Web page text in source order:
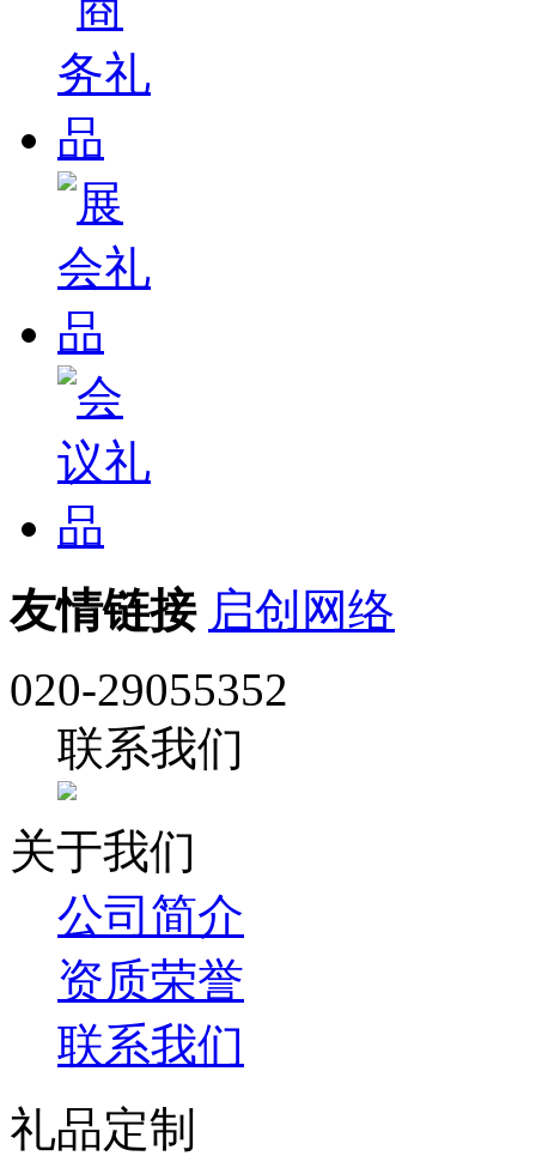
友情链接 启创网络
020-29055352
联系我们
关于我们
公司简介
资质荣誉
联系我们
礼品定制